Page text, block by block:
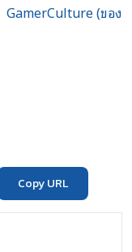
GamerCulture (ของ
Copy URL